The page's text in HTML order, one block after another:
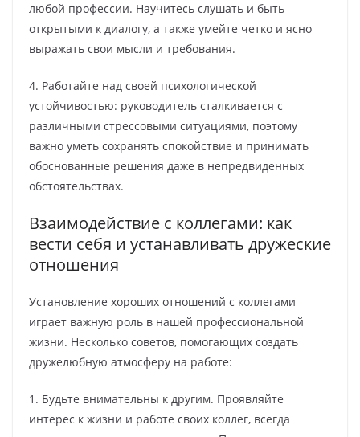
любой профессии. Научитесь слушать и быть
открытыми к диалогу, а также умейте четко и ясно
выражать свои мысли и требования.
4. Работайте над своей психологической
устойчивостью: руководитель сталкивается с
различными стрессовыми ситуациями, поэтому
важно уметь сохранять спокойствие и принимать
обоснованные решения даже в непредвиденных
обстоятельствах.
Взаимодействие с коллегами: как
вести себя и устанавливать дружеские
отношения
Установление хороших отношений с коллегами
играет важную роль в нашей профессиональной
жизни. Несколько советов, помогающих создать
дружелюбную атмосферу на работе:
1. Будьте внимательны к другим. Проявляйте
интерес к жизни и работе своих коллег, всегда